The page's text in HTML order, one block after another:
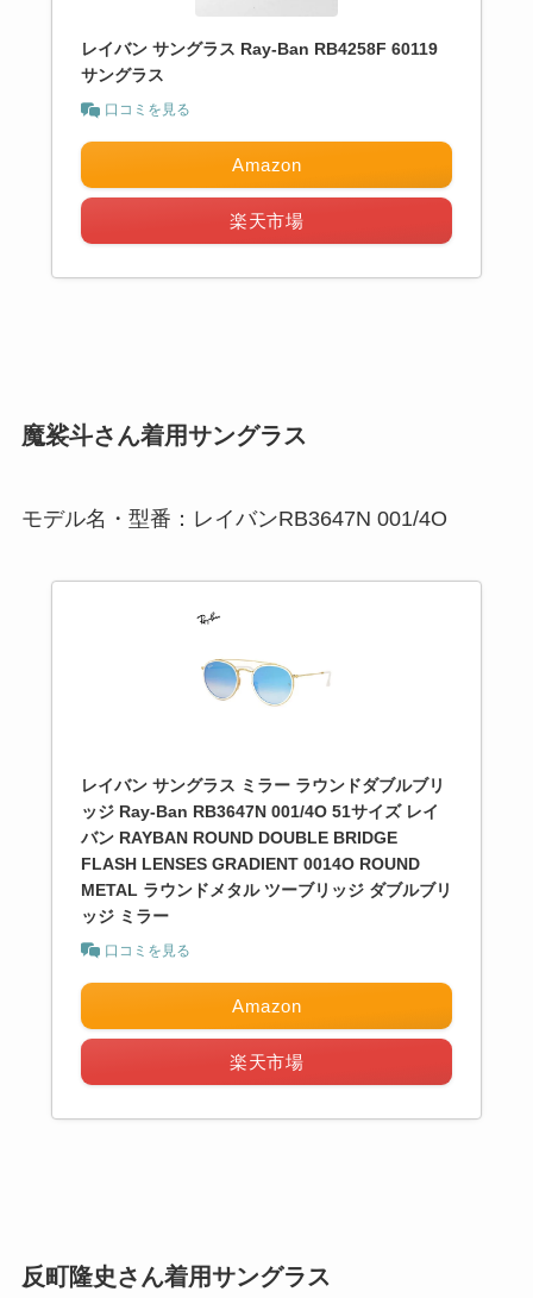
レイバン サングラス Ray-Ban RB4258F 60119
サングラス
口コミを見る
Amazon
楽天市場
魔裟斗さん着用サングラス
モデル名・型番：レイバンRB3647N 001/4O
レイバン サングラス ミラー ラウンドダブルブリ
ッジ Ray-Ban RB3647N 001/4O 51サイズ レイ
バン RAYBAN ROUND DOUBLE BRIDGE
FLASH LENSES GRADIENT 0014O ROUND
METAL ラウンドメタル ツーブリッジ ダブルブリ
ッジ ミラー
口コミを見る
Amazon
楽天市場
反町隆史さん着用サングラス